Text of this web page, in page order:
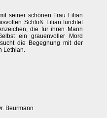
seiner schönen Frau Lilian
Schloß. Lilian fürchtet
die für ihren Mann
ein grauenvoller Mord
die Begegnung mit der
Lethian.
Beurmann